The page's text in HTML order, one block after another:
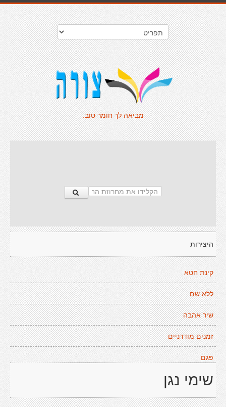
מביאה לך חומר טוב.
היצירות
קינת חטא
ללא שם
שיר אהבה
זמנים מודרניים
פגם
שימי נגן